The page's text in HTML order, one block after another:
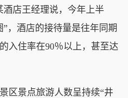
店王经理说，今年上半
，酒店的接待量是往年同期
入住率在90％以上，甚至达
景点旅游人数呈持续“井